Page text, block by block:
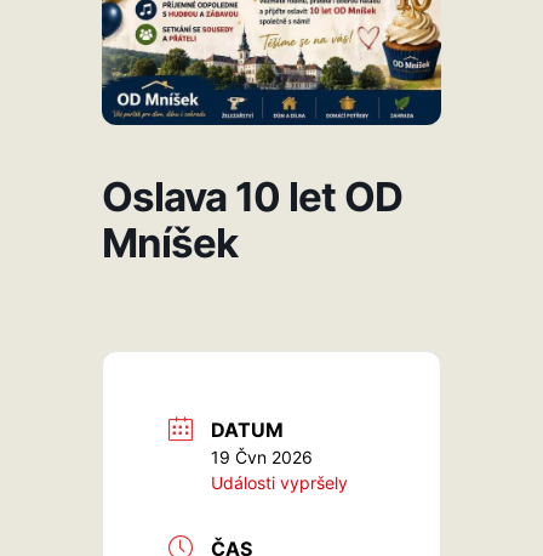
Oslava 10 let OD
Mníšek
DATUM
19 Čvn 2026
Události vypršely
ČAS